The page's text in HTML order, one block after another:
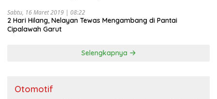
Sabtu, 16 Maret 2019 | 08:22
2 Hari Hilang, Nelayan Tewas Mengambang di Pantai
Cipalawah Garut
Selengkapnya
Otomotif